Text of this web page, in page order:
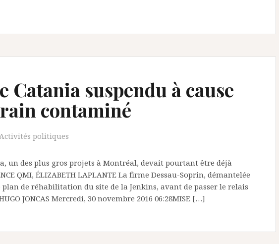
Catania suspendu à cause
contaminé
politiques
un des plus gros projets à Montréal, devait pourtant être déjà
QMI, ÉLIZABETH LAPLANTE La firme Dessau-Soprin, démantelée
plan de réhabilitation du site de la Jenkins, avant de passer le relais
JONCAS Mercredi, 30 novembre 2016 06:28MISE […]